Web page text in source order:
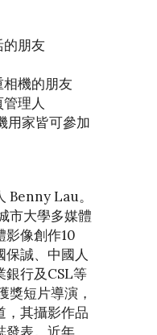
朋友
機的朋友
理人
家皆可參加
Benny Lau。
市大學多媒體
影像創作10
保誠、中國人
銀行及CSL等
獎短片導演，
，其攝影作品